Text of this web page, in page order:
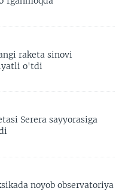
raketa sinovi
o'tdi
Serera sayyorasiga
noyob observatoriya